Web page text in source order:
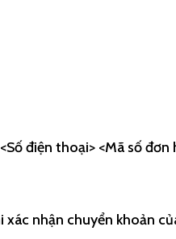
điện thoại> <Mã số
nhận chuyển khoản